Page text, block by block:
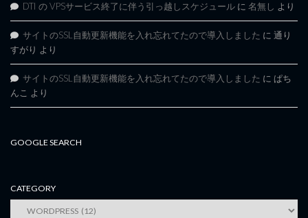
DTI の VPSサービス終了に伴う引っ越しスケジュール に 名無し より
サイトのSSL自動更新機能を入れ忘れてたので導入しました に 通り
すがり より
サイトのSSL自動更新機能を入れ忘れてたので導入しました に ぱち
んこ より
GOOGLE SEARCH
CATEGORY
category